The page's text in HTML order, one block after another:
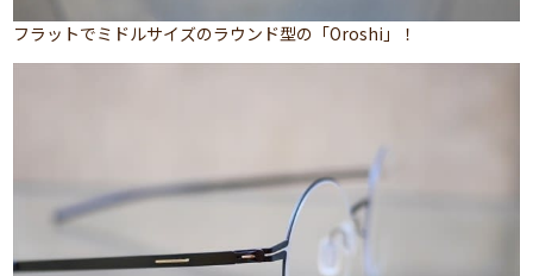
フラットでミドルサイズのラウンド型の「Oroshi」！